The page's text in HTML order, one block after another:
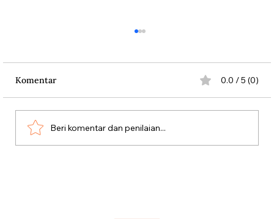
Komentar 0.0 / 5 (0)
Beri komentar dan penilaian...